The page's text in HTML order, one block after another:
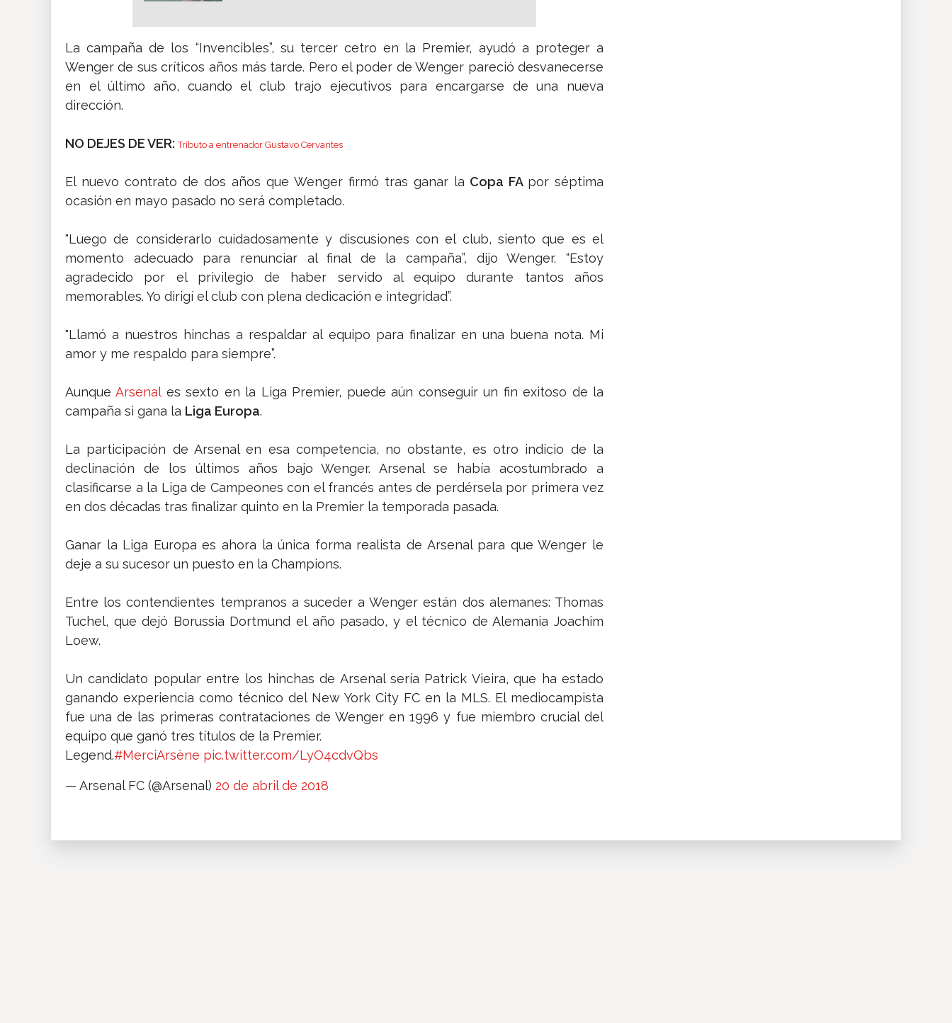
La campaña de los “Invencibles”, su tercer cetro en la Premier, ayudó a proteger a
Wenger de sus críticos años más tarde. Pero el poder de Wenger pareció desvanecerse
en el último año, cuando el club trajo ejecutivos para encargarse de una nueva
dirección.
NO DEJES DE VER:Tributo a entrenador Gustavo Cervantes
El nuevo contrato de dos años que Wenger firmó tras ganar la Copa FA por séptima
ocasión en mayo pasado no será completado.
"Luego de considerarlo cuidadosamente y discusiones con el club, siento que es el
momento adecuado para renunciar al final de la campaña”, dijo Wenger. “Estoy
agradecido por el privilegio de haber servido al equipo durante tantos años
memorables. Yo dirigí el club con plena dedicación e integridad”.
"Llamó a nuestros hinchas a respaldar al equipo para finalizar en una buena nota. Mi
amor y me respaldo para siempre”.
AunqueArsenal es sexto en la Liga Premier, puede aún conseguir un fin exitoso de la
campaña si gana la Liga Europa.
La participación de Arsenal en esa competencia, no obstante, es otro indicio de la
declinación de los últimos años bajo Wenger. Arsenal se había acostumbrado a
clasificarse a la Liga de Campeones con el francés antes de perdérsela por primera vez
en dos décadas tras finalizar quinto en la Premier la temporada pasada.
Ganar la Liga Europa es ahora la única forma realista de Arsenal para que Wenger le
deje a su sucesor un puesto en la Champions.
Entre los contendientes tempranos a suceder a Wenger están dos alemanes: Thomas
Tuchel, que dejó Borussia Dortmund el año pasado, y el técnico de Alemania Joachim
Loew.
Un candidato popular entre los hinchas de Arsenal sería Patrick Vieira, que ha estado
ganando experiencia como técnico del New York City FC en la MLS. El mediocampista
fue una de las primeras contrataciones de Wenger en 1996 y fue miembro crucial del
equipo que ganó tres títulos de la Premier.
Legend.#MerciArsène pic.twitter.com/LyO4cdvQbs
— Arsenal FC (@Arsenal) 20 de abril de 2018